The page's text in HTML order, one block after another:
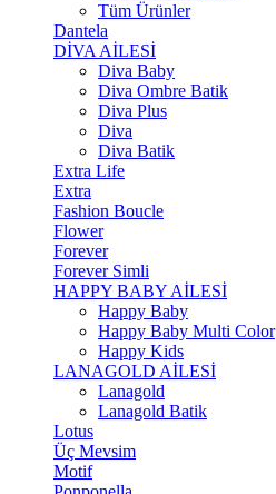
Tüm Ürünler
Dantela
DİVA AİLESİ
Diva Baby
Diva Ombre Batik
Diva Plus
Diva
Diva Batik
Extra Life
Extra
Fashion Boucle
Flower
Forever
Forever Simli
HAPPY BABY AİLESİ
Happy Baby
Happy Baby Multi Color
Happy Kids
LANAGOLD AİLESİ
Lanagold
Lanagold Batik
Lotus
Üç Mevsim
Motif